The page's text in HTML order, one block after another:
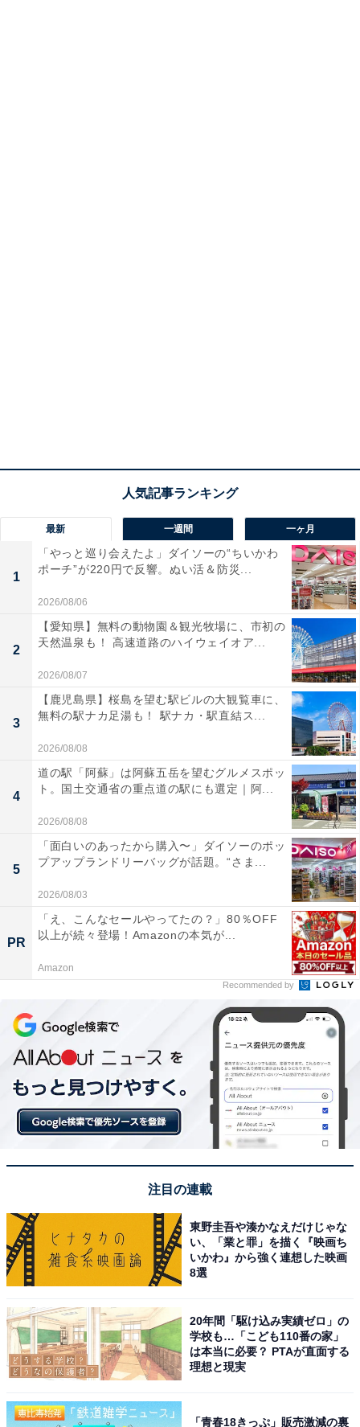
最新 一週間 一ヶ月
1
「やっと巡り会えたよ」ダイソーの“ちいかわ
ポーチ”が220円で反響。ぬい活＆防災...
2026/08/06
2
【愛知県】無料の動物園＆観光牧場に、市初の
天然温泉も！ 高速道路のハイウェイオア...
2026/08/07
3
【鹿児島県】桜島を望む駅ビルの大観覧車に、
無料の駅ナカ足湯も！ 駅ナカ・駅直結ス...
2026/08/08
4
道の駅「阿蘇」は阿蘇五岳を望むグルメスポッ
ト。国土交通省の重点道の駅にも選定｜阿...
2026/08/08
5
「面白いのあったから購入〜」ダイソーのポッ
プアップランドリーバッグが話題。“さま...
2026/08/03
PR
「え、こんなセールやってたの？」80％OFF
以上が続々登場！Amazonの本気が...
Amazon
Recommended by
注目の連載
東野圭吾や湊かなえだけじゃな
い、「業と罪」を描く『映画ち
いかわ』から強く連想した映画
8選
20年間「駆け込み実績ゼロ」の
学校も…「こども110番の家」
は本当に必要？ PTAが直面する
理想と現実
「青春18きっぷ」販売激減の裏